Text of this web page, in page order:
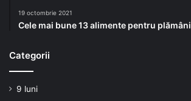
19 octombrie 2021
Cele mai bune 13 alimente pentru plămâni
Categorii
9 luni